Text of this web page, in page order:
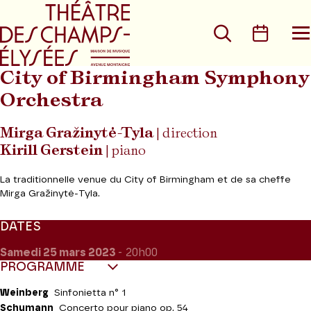
Aller au menu principal
Rechercher
City of Birmingham Symphony
Orchestra
Mirga Gražinytė-Tyla| direction
Kirill Gerstein | piano
La traditionnelle venue du City of Birmingham et de sa cheffe
Mirga Gražinytė-Tyla.
DATES
Samedi 25 mars 2023 - 20h00
PROGRAMME
Weinberg Sinfonietta n° 1
Schumann
Concerto pour piano op. 54